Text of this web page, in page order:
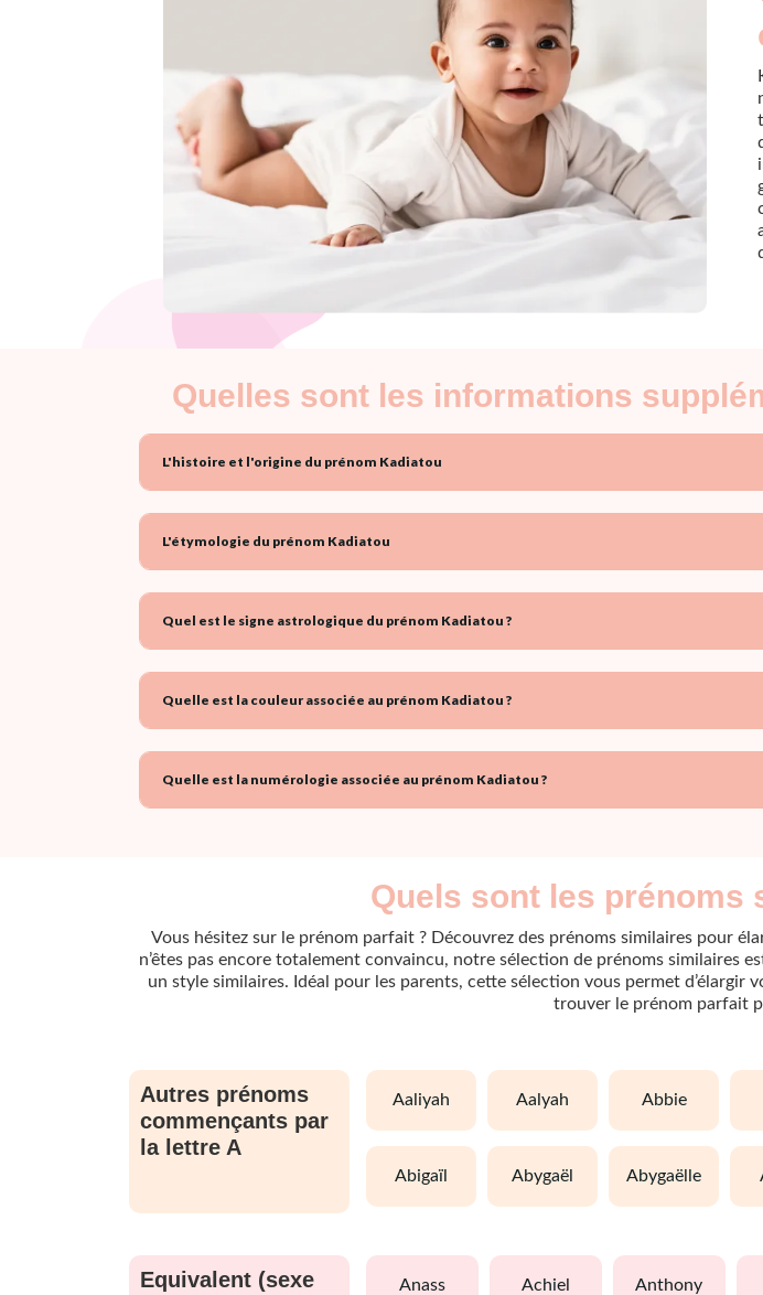
Quelles sont les informations
L'histoire et l'origine du prénom Kadiatou
L'étymologie du prénom Kadiatou
Quel est le signe astrologique du prénom Kadiatou ?
Quelle est la couleur associée au prénom Kadiatou ?
Quelle est la numérologie associée au prénom Kadiatou ?
Quels sont les prénoms
Vous hésitez sur le prénom parfait ? Découvrez des prénoms similaires pour
n’êtes pas encore totalement convaincu, notre sélection de prénoms similaires
un style similaires. Idéal pour les parents, cette sélection vous permet
trouver le prénom parfait
Autres prénoms
commençants par
la lettre A
aaliyah aalyah abbie
abigaïl abygaël abygaëlle
Equivalent (sexe
anass achiel anthony